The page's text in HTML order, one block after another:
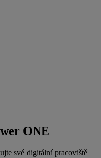
ONE
své digitální pracoviště